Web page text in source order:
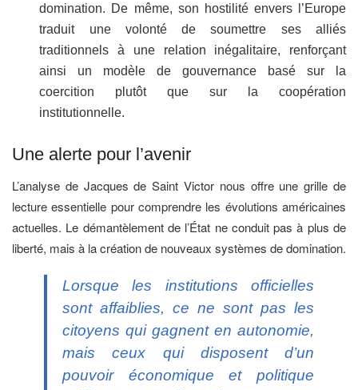
domination. De même, son hostilité envers l’Europe
traduit une volonté de soumettre ses alliés
traditionnels à une relation inégalitaire, renforçant
ainsi un modèle de gouvernance basé sur la
coercition plutôt que sur la coopération
institutionnelle.
Une alerte pour l’avenir
L’analyse de Jacques de Saint Victor nous offre une grille de
lecture essentielle pour comprendre les évolutions américaines
actuelles. Le démantèlement de l’État ne conduit pas à plus de
liberté, mais à la création de nouveaux systèmes de domination.
Lorsque les institutions officielles
sont affaiblies, ce ne sont pas les
citoyens qui gagnent en autonomie,
mais ceux qui disposent d’un
pouvoir économique et politique